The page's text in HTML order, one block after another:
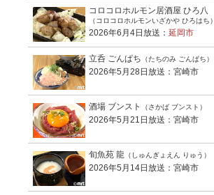
コロコロホルモン居酒屋 ひろ八
（コロコロホルモンいざかや ひろはち）
2026年6月4日放送： 延岡市
立呑 ごんぱち （たちのみ ごんぱち）
2026年5月28日放送：宮崎市
酒場 ブンスト （さかば ブンスト）
2026年5月21日放送：宮崎市
旬魚苑 龍 （しゅんぎょえん りゅう）
2026年5月14日放送：宮崎市